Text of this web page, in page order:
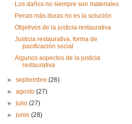
Los daños no siempre son materiales
Penas más duras no es la solución
Objetivos de la justicia restaurativa
Justicia restaurativa, forma de
pacificación social
Algunos aspectos de la justicia
restaurativa
►septiembre(26)
►agosto(27)
►julio(27)
►junio(28)